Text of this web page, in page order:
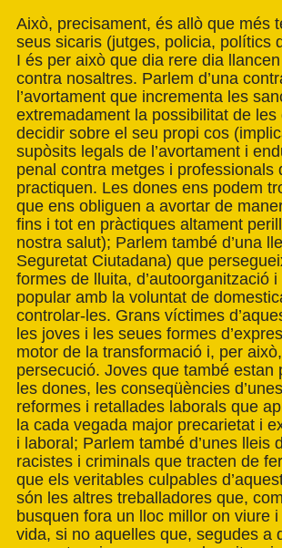
Això, precisament, és allò que més
seus sicaris (jutges, policia, polítics
I és per això que dia rere dia
contra nosaltres. Parlem d’una
l’avortament que incrementa les
extremadament la possibilitat de les
decidir sobre el seu propi cos
supòsits legals de l’avortament i
penal contra metges i professionals
practiquen. Les dones ens podem
que ens obliguen a avortar de
fins i tot en pràctiques altament
nostra salut); Parlem també d’una
Seguretat Ciutadana) que
formes de lluita, d’autoorganització
popular amb la voluntat de
controlar-les. Grans víctimes
les joves i les seues formes
motor de la transformació i, per
persecució. Joves que també estan
les dones, les conseqüències
reformes i retallades laborals que
la cada vegada major precarietat i
i laboral; Parlem també d’unes lleis
racistes i criminals que tracten de
que els veritables culpables
són les altres treballadores que,
busquen fora un lloc millor on viure
vida, si no aquelles que, segudes a